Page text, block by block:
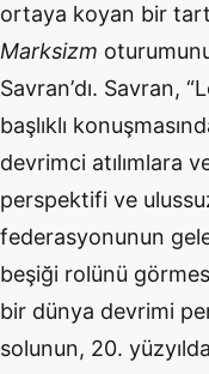
ortaya koyan bir
Marksizm
Savran’dı. Savran, “
başlıklı konuşmas
devrimci atılımlara
perspektifi ve
federasyonunun
beşiği rolünü gö
bir dünya devrimi
solunun, 20.